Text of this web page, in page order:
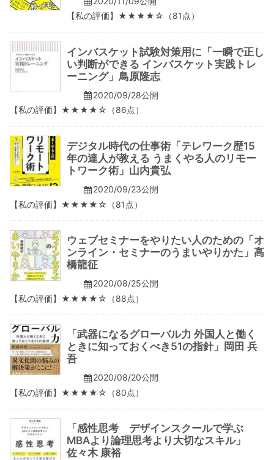
【私の評価】★★★★☆（81点）
インバスケット試験対策用に「一瞬で正し
い判断ができる インバスケット実践トレ
ーニング」鳥原隆志
2020/09/28公開
【私の評価】★★★★☆（86点）
デジタル時代の仕事術「テレワーク歴15
年の達人が教える うまくやる人のリモー
トワーク術」山内貴弘
2020/09/23公開
【私の評価】★★★★☆（81点）
ウェブセミナーをやりたい人のための「オ
ンライン・セミナーのうまいやりかた」高
橋龍征
2020/08/25公開
【私の評価】★★★★☆（88点）
「武器になるグローバル力 外国人と働く
ときに知っておくべき51の指針」岡田 兵
吾
2020/08/20公開
【私の評価】★★★★☆（80点）
「感性思考 デザインスクールで学ぶ
MBAより論理思考より大切なスキル」
佐々木 康裕